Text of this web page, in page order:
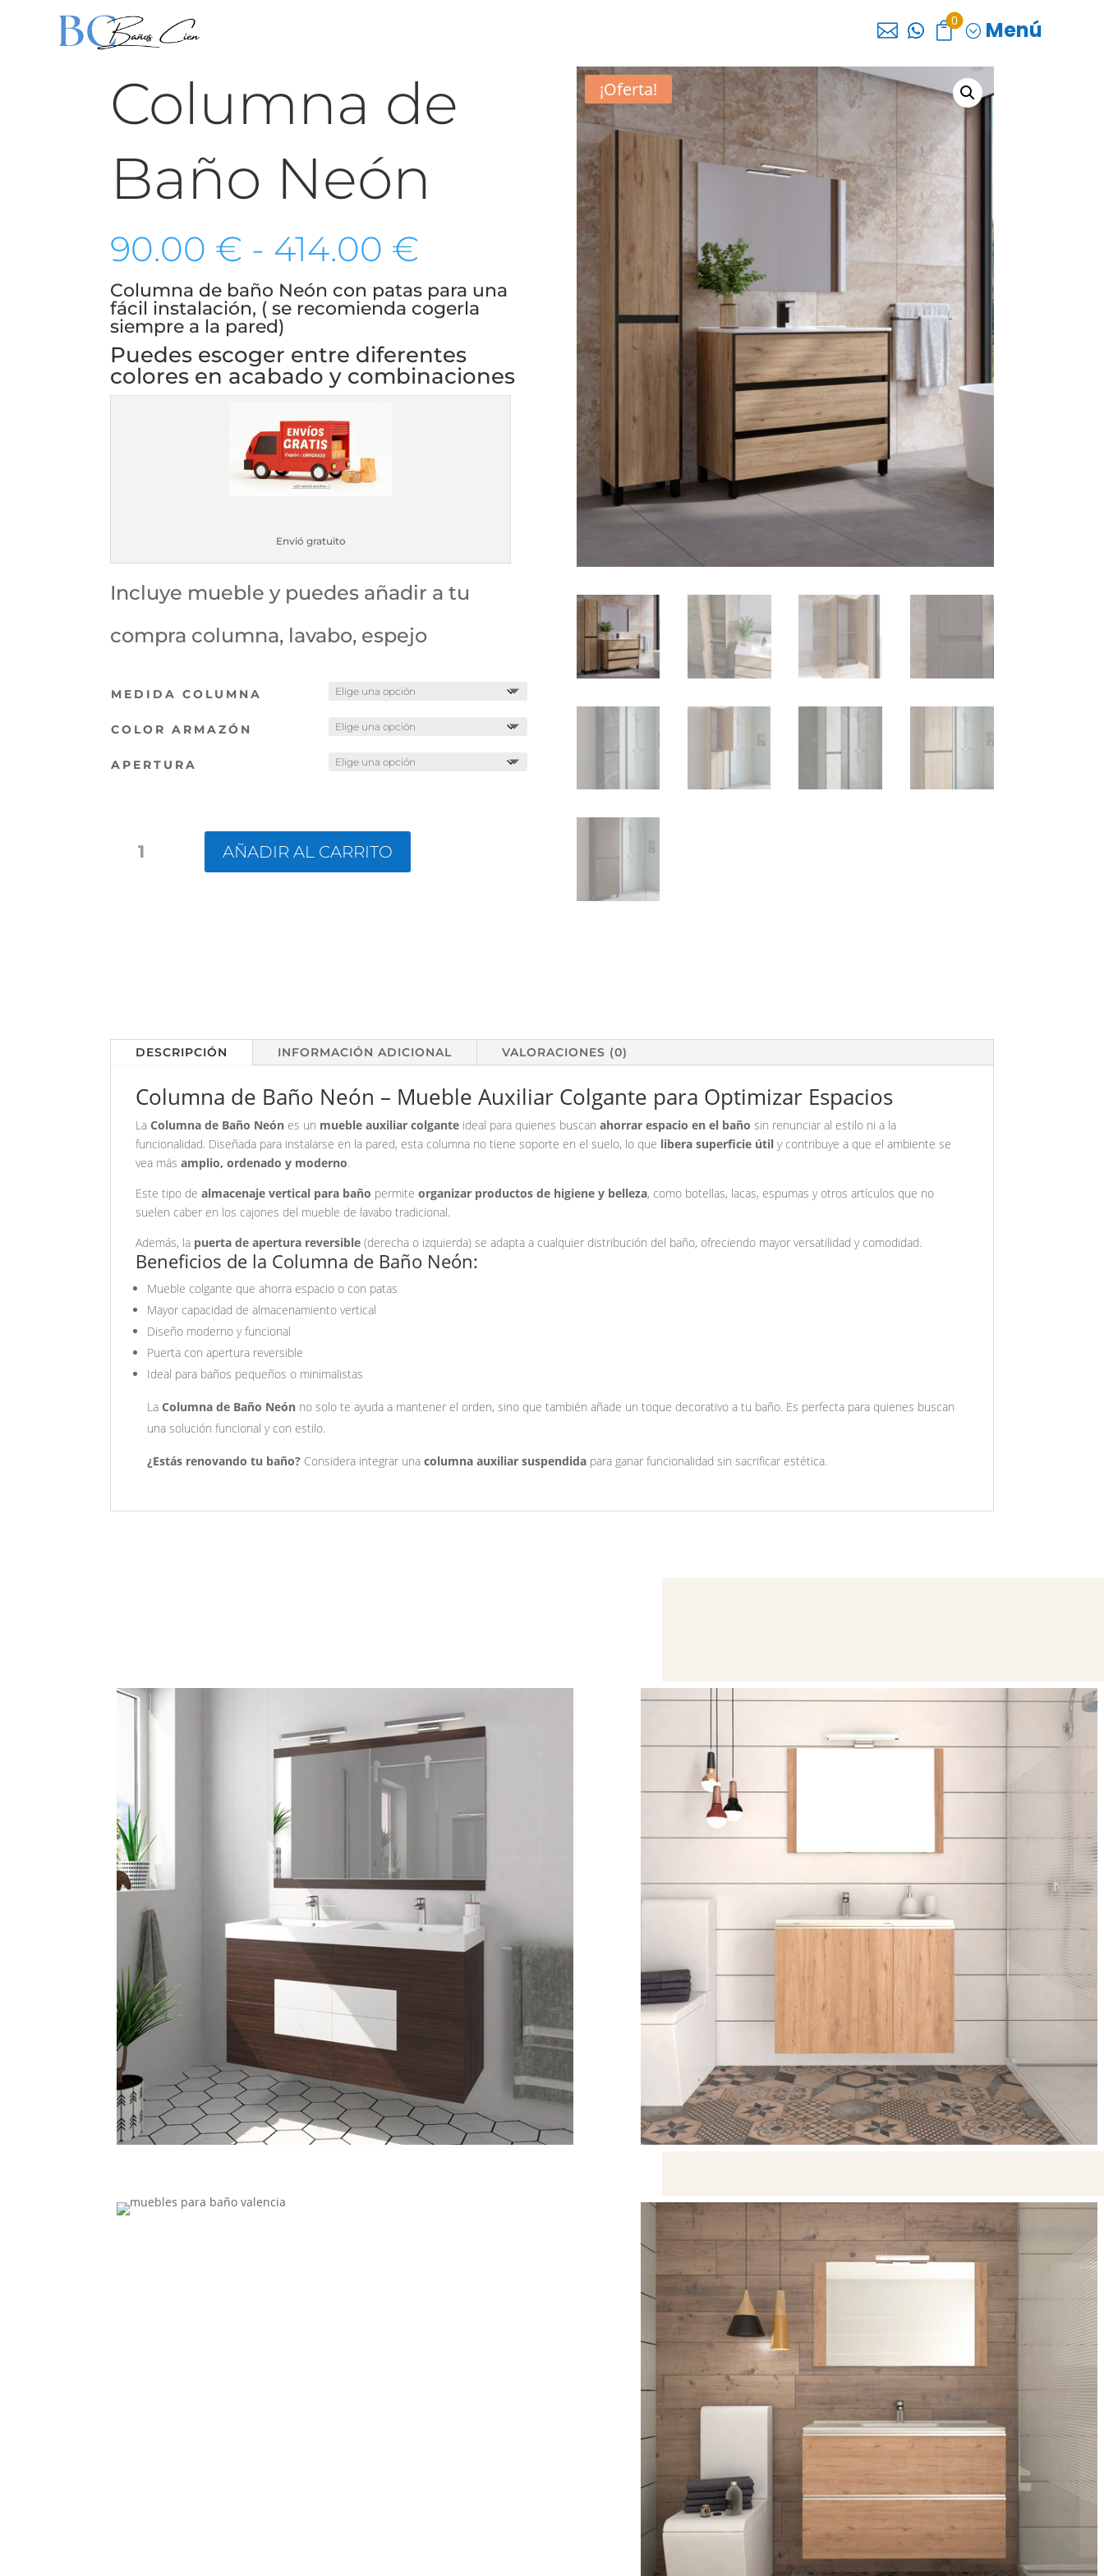
  
0
; Menú
Columna de
Baño Neón
90.00 € - 414.00 €
precios:
desde
90.00 €
hasta
414.00 €
Columna de baño Neón con patas para una
fácil instalación, ( se recomienda cogerla
siempre a la pared)
Puedes escoger entre diferentes
colores en acabado y combinaciones
Envió gratuito
Incluye mueble y puedes añadir a tu
compra columna, lavabo, espejo
MEDIDA COLUMNA
COLOR ARMAZÓN
APERTURA
AÑADIR AL CARRITO
¡Oferta!
DESCRIPCIÓN INFORMACIÓN ADICIONAL VALORACIONES (0)
Columna de Baño Neón – Mueble Auxiliar Colgante para Optimizar Espacios
LaColumna de Baño Neón es un mueble auxiliar colgante ideal para quienes buscanahorrar espacio en el baño sin renunciar al estilo ni a la
funcionalidad. Diseñada para instalarse en la pared, esta columna no tiene soporte en el suelo, lo que libera superficie útil y contribuye a que el ambiente se
vea másamplio, ordenado y moderno.
Este tipo dealmacenaje vertical para baño permiteorganizar productos de higiene y belleza, como botellas, lacas, espumas y otros artículos que no
suelen caber en los cajones del mueble de lavabo tradicional.
Además, la puerta de apertura reversible (derecha o izquierda) se adapta a cualquier distribución del baño, ofreciendo mayor versatilidad y comodidad.
Beneficios de la Columna de Baño Neón:
Mueble colgante que ahorra espacio o con patas
Mayor capacidad de almacenamiento vertical
Diseño moderno y funcional
Puerta con apertura reversible
Ideal para baños pequeños o minimalistas
LaColumna de Baño Neón no solo te ayuda a mantener el orden, sino que también añade un toque decorativo a tu baño. Es perfecta para quienes buscan
una solución funcional y con estilo.
¿Estás renovando tu baño? Considera integrar unacolumna auxiliar suspendida para ganar funcionalidad sin sacrificar estética.